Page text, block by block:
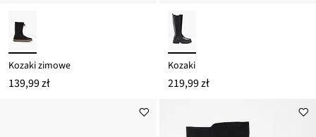
Kozaki zimowe
139,99 zł
Kozaki
219,99 zł